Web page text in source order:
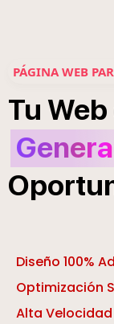
PÁGINA WEB
Tu Web
Diseño 100%
Optimización
Alta